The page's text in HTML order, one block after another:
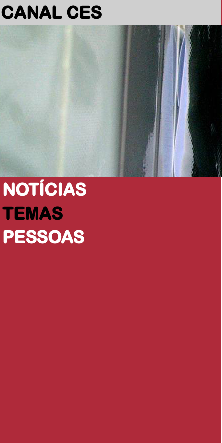
CANAL CES
NOTÍCIAS
TEMAS
PESSOAS